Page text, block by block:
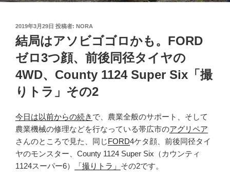
投
稿
日:
2019年3月29日 投稿者: NORA
結局はアソビゴゴロかも。FORD
ゼロ3つ顔、前後同径タイヤの
4WD、County 1124 Super Six「撮
りトラ」その2
今日は以前からの続き で、農業全般のサポート、そして
農業機械の修理などを行なっている帯広市のアグリペア
さんのところで見た、同じFORD4ケタ顔、前後同径タイ
ヤのモンスター、County 1124 Super Six（カウンティ
1124スーパー6）
「撮りトラ」 その2です。